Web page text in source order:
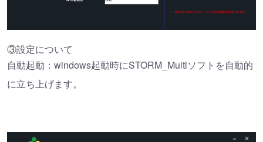
③設定について
自動起動：windows起動時にSTORM_Multiソフトを自動的
に立ち上げます。